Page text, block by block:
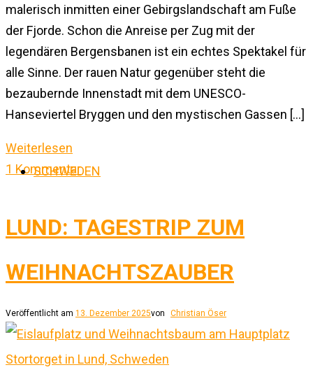
malerisch inmitten einer Gebirgslandschaft am Fuße
der Fjorde. Schon die Anreise per Zug mit der
legendären Bergensbanen ist ein echtes Spektakel für
alle Sinne. Der rauen Natur gegenüber steht die
bezaubernde Innenstadt mit dem UNESCO-
Hanseviertel Bryggen und den mystischen Gassen […]
Weiterlesen
1 Kommentar
SCHWEDEN
LUND: TAGESTRIP ZUM
WEIHNACHTSZAUBER
Veröffentlicht am 13. Dezember 2025von Christian Öser